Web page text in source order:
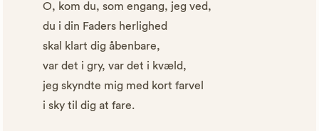
O, kom du, som engang, jeg ved,
du i din Faders herlighed
skal klart dig åbenbare,
var det i gry, var det i kvæld,
jeg skyndte mig med kort farvel
i sky til dig at fare.